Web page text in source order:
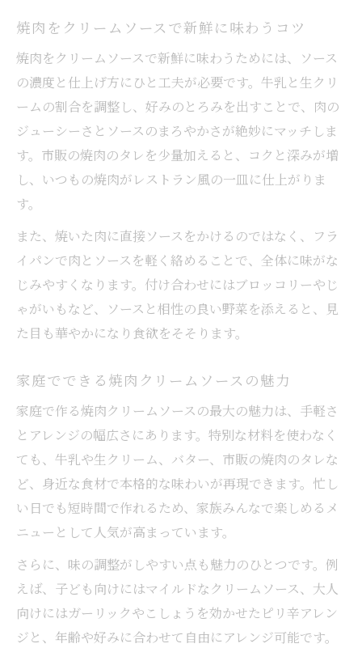
焼肉クリームソースとホワイトソース比較
焼肉に合うソースの違いをやさしく解説
ホワイトソースと焼肉の使い分け方法
焼肉クリームソースの特徴と選び方
焼肉をクリームソースで新鮮に味わうコツ
焼肉をクリームソースで新鮮に味わうためには、ソース
の濃度と仕上げ方にひと工夫が必要です。牛乳と生クリ
ームの割合を調整し、好みのとろみを出すことで、肉の
ジューシーさとソースのまろやかさが絶妙にマッチしま
す。市販の焼肉のタレを少量加えると、コクと深みが増
し、いつもの焼肉がレストラン風の一皿に仕上がりま
す。
また、焼いた肉に直接ソースをかけるのではなく、フラ
イパンで肉とソースを軽く絡めることで、全体に味がな
じみやすくなります。付け合わせにはブロッコリーやじ
ゃがいもなど、ソースと相性の良い野菜を添えると、見
た目も華やかになり食欲をそそります。
家庭でできる焼肉クリームソースの魅力
家庭で作る焼肉クリームソースの最大の魅力は、手軽さ
とアレンジの幅広さにあります。特別な材料を使わなく
ても、牛乳や生クリーム、バター、市販の焼肉のタレな
ど、身近な食材で本格的な味わいが再現できます。忙し
い日でも短時間で作れるため、家族みんなで楽しめるメ
ニューとして人気が高まっています。
さらに、味の調整がしやすい点も魅力のひとつです。例
えば、子ども向けにはマイルドなクリームソース、大人
向けにはガーリックやこしょうを効かせたピリ辛アレン
ジと、年齢や好みに合わせて自由にアレンジ可能です。